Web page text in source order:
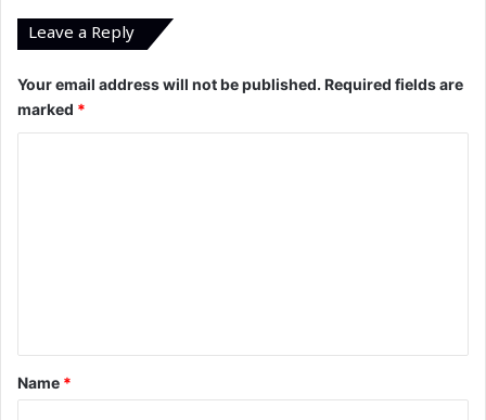
Leave a Reply
Your email address will not be published. Required fields are
marked *
*
Name *